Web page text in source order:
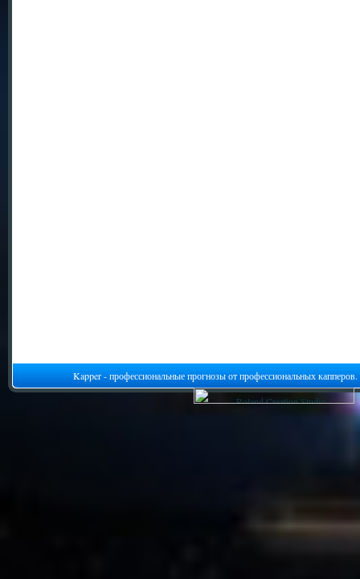
Kapper - профессиональные прогнозы от профессиональных